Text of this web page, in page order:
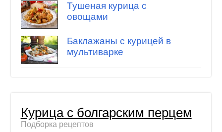
Тушеная курица с
овощами
Баклажаны с курицей в
мультиварке
Курица с болгарским перцем
Подборка рецептов